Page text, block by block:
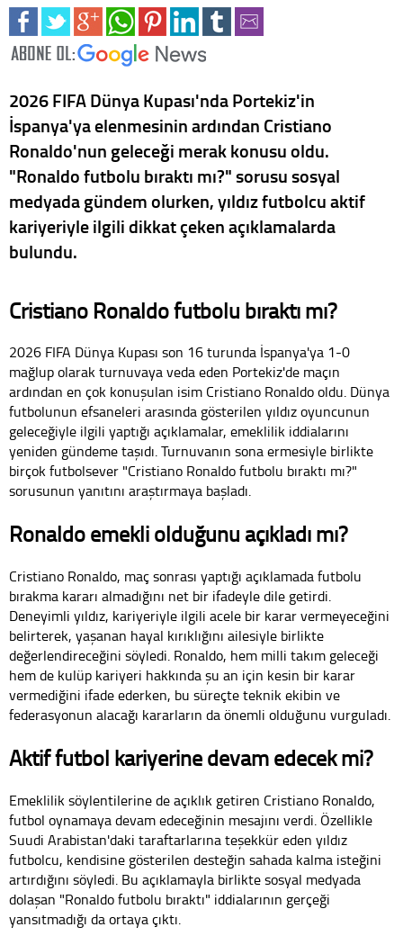
2026 FIFA Dünya Kupası'nda Portekiz'in
İspanya'ya elenmesinin ardından Cristiano
Ronaldo'nun geleceği merak konusu oldu.
"Ronaldo futbolu bıraktı mı?" sorusu sosyal
medyada gündem olurken, yıldız futbolcu aktif
kariyeriyle ilgili dikkat çeken açıklamalarda
bulundu.
Cristiano Ronaldo futbolu bıraktı mı?
2026 FIFA Dünya Kupası son 16 turunda İspanya'ya 1-0
mağlup olarak turnuvaya veda eden Portekiz'de maçın
ardından en çok konuşulan isim Cristiano Ronaldo oldu. Dünya
futbolunun efsaneleri arasında gösterilen yıldız oyuncunun
geleceğiyle ilgili yaptığı açıklamalar, emeklilik iddialarını
yeniden gündeme taşıdı. Turnuvanın sona ermesiyle birlikte
birçok futbolsever "Cristiano Ronaldo futbolu bıraktı mı?"
sorusunun yanıtını araştırmaya başladı.
Ronaldo emekli olduğunu açıkladı mı?
Cristiano Ronaldo, maç sonrası yaptığı açıklamada futbolu
bırakma kararı almadığını net bir ifadeyle dile getirdi.
Deneyimli yıldız, kariyeriyle ilgili acele bir karar vermeyeceğini
belirterek, yaşanan hayal kırıklığını ailesiyle birlikte
değerlendireceğini söyledi. Ronaldo, hem milli takım geleceği
hem de kulüp kariyeri hakkında şu an için kesin bir karar
vermediğini ifade ederken, bu süreçte teknik ekibin ve
federasyonun alacağı kararların da önemli olduğunu vurguladı.
Aktif futbol kariyerine devam edecek mi?
Emeklilik söylentilerine de açıklık getiren Cristiano Ronaldo,
futbol oynamaya devam edeceğinin mesajını verdi. Özellikle
Suudi Arabistan'daki taraftarlarına teşekkür eden yıldız
futbolcu, kendisine gösterilen desteğin sahada kalma isteğini
artırdığını söyledi. Bu açıklamayla birlikte sosyal medyada
dolaşan "Ronaldo futbolu bıraktı" iddialarının gerçeği
yansıtmadığı da ortaya çıktı.